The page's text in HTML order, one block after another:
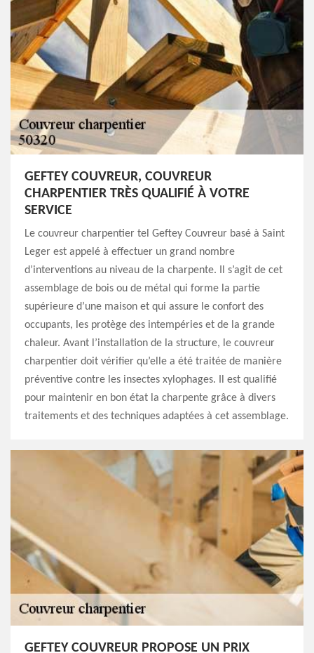
GEFTEY COUVREUR, COUVREUR
CHARPENTIER TRÈS QUALIFIÉ À VOTRE
SERVICE
Le couvreur charpentier tel Geftey Couvreur basé à Saint
Leger est appelé à effectuer un grand nombre
d’interventions au niveau de la charpente. Il s’agit de cet
assemblage de bois ou de métal qui forme la partie
supérieure d’une maison et qui assure le confort des
occupants, les protège des intempéries et de la grande
chaleur. Avant l’installation de la structure, le couvreur
charpentier doit vérifier qu’elle a été traitée de manière
préventive contre les insectes xylophages. Il est qualifié
pour maintenir en bon état la charpente grâce à divers
traitements et des techniques adaptées à cet assemblage.
GEFTEY COUVREUR PROPOSE UN PRIX